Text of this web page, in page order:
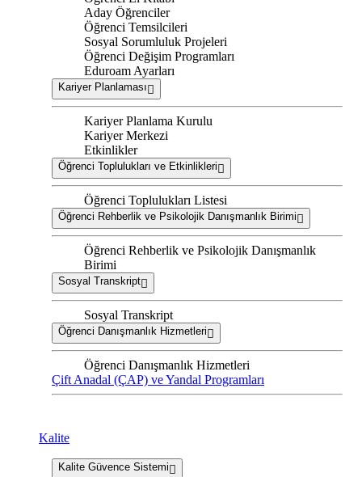
Aday Öğrenciler
Öğrenci Temsilcileri
Sosyal Sorumluluk Projeleri
Öğrenci Değişim Programları
Eduroam Ayarları
Kariyer Planlaması
Kariyer Planlama Kurulu
Kariyer Merkezi
Etkinlikler
Öğrenci Toplulukları ve Etkinlikleri
Öğrenci Toplulukları Listesi
Öğrenci Rehberlik ve Psikolojik Danışmanlık Birimi
Öğrenci Rehberlik ve Psikolojik Danışmanlık
Birimi
Sosyal Transkript
Sosyal Transkript
Öğrenci Danışmanlık Hizmetleri
Öğrenci Danışmanlık Hizmetleri
Çift Anadal (ÇAP) ve Yandal Programları
Kalite
Kalite Güvence Sistemi